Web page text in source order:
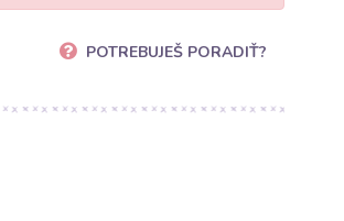
POTREBUJEŠ PORADIŤ?